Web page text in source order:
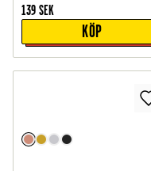
139 SEK
KÖP